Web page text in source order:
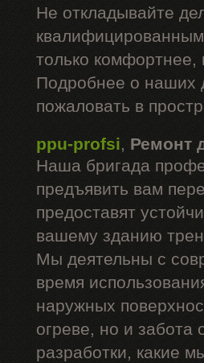
Не откладывайте
только комфортнее,
Подробнее о наших
пожаловать в
ppu-profsi, Ремонт
Наша бригада
предъявить вам
предоставят
вашему зданию
Мы деятельны с
время
наружных
огреве, но и
разработки, какие